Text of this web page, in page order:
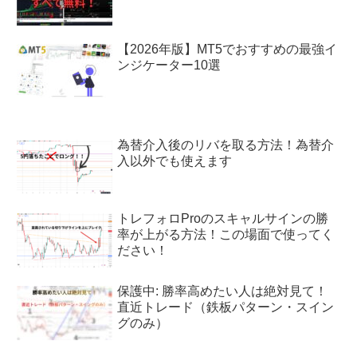
【2026年版】MT5でおすすめの最強イ
ンジケーター10選
為替介入後のリバを取る方法！為替介
入以外でも使えます
トレフォロProのスキャルサインの勝
率が上がる方法！この場面で使ってく
ださい！
保護中: 勝率高めたい人は絶対見て！
直近トレード（鉄板パターン・スイン
グのみ）